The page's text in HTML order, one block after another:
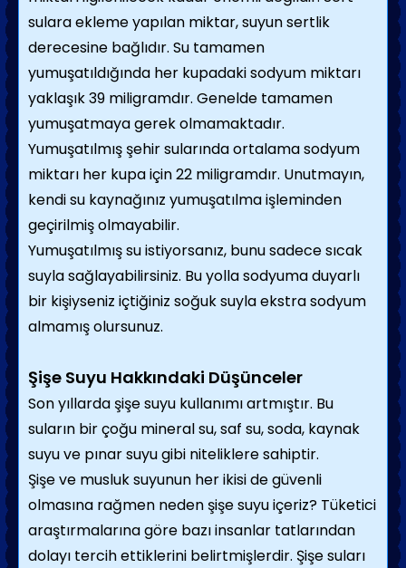
sulara ekleme yapılan miktar, suyun sertlik
derecesine bağlıdır. Su tamamen
yumuşatıldığında her kupadaki sodyum miktarı
yaklaşık 39 miligramdır. Genelde tamamen
yumuşatmaya gerek olmamaktadır.
Yumuşatılmış şehir sularında ortalama sodyum
miktarı her kupa için 22 miligramdır. Unutmayın,
kendi su kaynağınız yumuşatılma işleminden
geçirilmiş olmayabilir.
Yumuşatılmış su istiyorsanız, bunu sadece sıcak
suyla sağlayabilirsiniz. Bu yolla sodyuma duyarlı
bir kişiyseniz içtiğiniz soğuk suyla ekstra sodyum
almamış olursunuz.
Şişe Suyu Hakkındaki Düşünceler
Son yıllarda şişe suyu kullanımı artmıştır. Bu
suların bir çoğu mineral su, saf su, soda, kaynak
suyu ve pınar suyu gibi niteliklere sahiptir.
Şişe ve musluk suyunun her ikisi de güvenli
olmasına rağmen neden şişe suyu içeriz? Tüketici
araştırmalarına göre bazı insanlar tatlarından
dolayı tercih ettiklerini belirtmişlerdir. Şişe suları